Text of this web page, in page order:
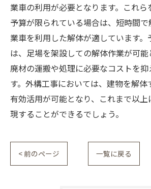
業車の利用が必要となります。これら
予算が限られている場合は、短時間
業車を利用した解体が適しています。
は、足場を架設しての解体作業が可
廃材の運搬や処理に必要なコストを
す。外構工事においては、建物を解
有効活用が可能となり、これまで以
現することができるでしょう。
< 前のページ 一覧に戻る